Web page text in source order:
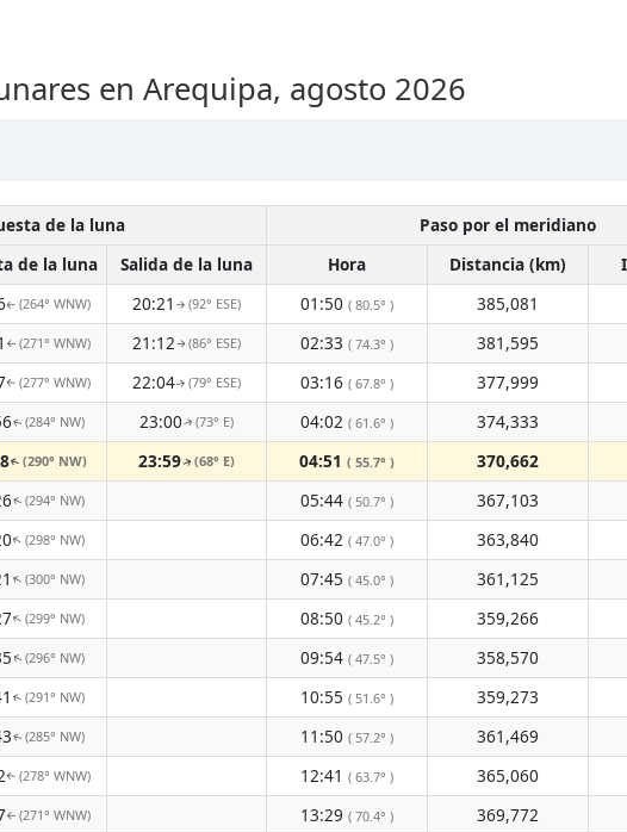
en Arequipa, agosto 2026
de la luna
Paso por el meridiano
de la luna Salida de la luna Hora Distancia (km)
↑(264° WNW) 20:21 ↑(92° ESE) 01:50 ( 80.5° ) 385,081
↑(271° WNW) 21:12↑(86° ESE) 02:33 ( 74.3° ) 381,595
↑(277° WNW) 22:04↑(79° ESE) 03:16 ( 67.8° ) 377,999
↑(284° NW) 23:00↑(73° E) 04:02 ( 61.6° ) 374,333
↑(290° NW) 23:59↑(68° E) 04:51 ( 55.7° ) 370,662
↑(294° NW) 05:44 ( 50.7° ) 367,103
↑(298° NW) 06:42 ( 47.0° ) 363,840
↑(300° NW) 07:45 ( 45.0° ) 361,125
↑(299° NW) 08:50 ( 45.2° ) 359,266
↑(296° NW) 09:54 ( 47.5° ) 358,570
↑(291° NW) 10:55 ( 51.6° ) 359,273
↑(285° NW) 11:50 ( 57.2° ) 361,469
↑(278° WNW) 12:41 ( 63.7° ) 365,060
↑(271° WNW) 13:29 ( 70.4° ) 369,772